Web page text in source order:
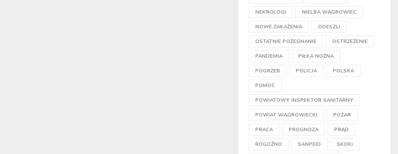
NEKROLOGI NIELBA WĄGROWIEC
NOWE ZAKAŻENIA ODESZLI
OSTATNIE POŻEGNANIE OSTRZEŻENIE
PANDEMIA PIŁKA NOŻNA
POGRZEB POLICJA POLSKA
POMOC
POWIATOWY INSPEKTOR SANITARNY
POWIAT WĄGROWIECKI POŻAR
PRACA PROGNOZA PRĄD
ROGOŹNO SANPEID SKOKI